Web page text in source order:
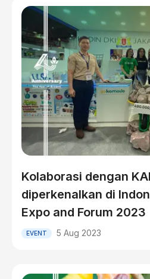
Kolaborasi dengan
diperkenalkan di
Expo and Forum 2023
EVENT 5 Aug 2023